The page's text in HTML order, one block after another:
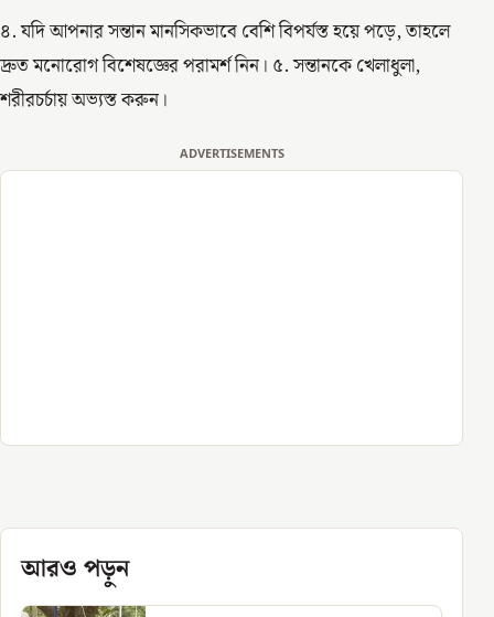
৪. যদি আপনার সন্তান মানসিকভাবে বেশি বিপর্যস্ত হয়ে পড়ে, তাহলে
দ্রুত মনোরোগ বিশেষজ্ঞের পরামর্শ নিন। ৫. সন্তানকে খেলাধুলা,
শরীরচর্চায় অভ্যস্ত করুন।
ADVERTISEMENTS
আরও পড়ুন